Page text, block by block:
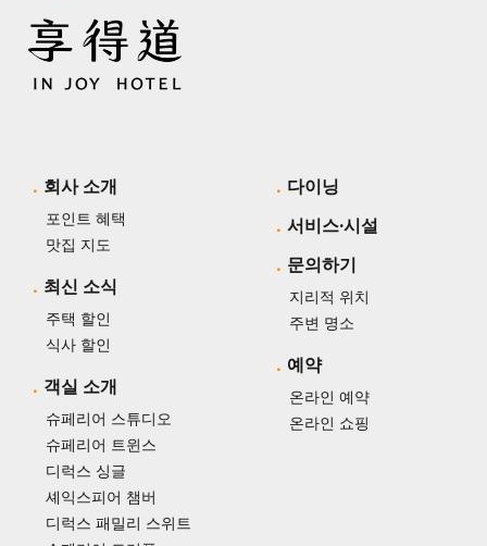
회사 소개
포인트 혜택
맛집 지도
최신 소식
주택 할인
식사 할인
객실 소개
슈페리어 스튜디오
슈페리어 트윈스
디럭스 싱글
셰익스피어 챔버
디럭스 패밀리 스위트
다이닝
서비스·시설
문의하기
지리적 위치
주변 명소
예약
온라인 예약
온라인 쇼핑